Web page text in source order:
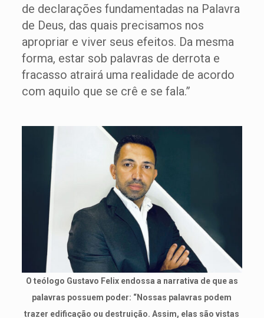
de declarações fundamentadas na Palavra
de Deus, das quais precisamos nos
apropriar e viver seus efeitos. Da mesma
forma, estar sob palavras de derrota e
fracasso atrairá uma realidade de acordo
com aquilo que se crê e se fala.”
O teólogo Gustavo Felix endossa a narrativa de que as
palavras possuem poder: “Nossas palavras podem
trazer edificação ou destruição. Assim, elas são vistas